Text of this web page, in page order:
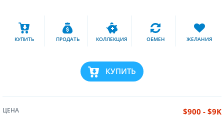
КУПИТЬ ПРОДАТЬ КОЛЛЕКЦИЯ ОБМЕН ЖЕЛАНИЯ
КУПИТЬ
ЦЕНА $900 - $9K